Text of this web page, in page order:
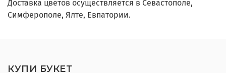
Доставка цветов осуществляется в Севастополе,
Симферополе, Ялте, Евпатории.
КУПИ БУКЕТ